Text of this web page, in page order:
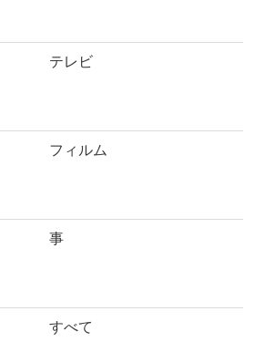
テレビ
フィルム
事
すべて